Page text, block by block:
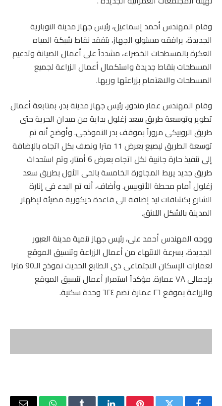
وقام المهندس أحمد إسماعيل، رئيس جهاز مدينة النوبارية
الجديدة، يرافقه مسئولو الجهاز، بتفقد نقاط شبكة المياه
العكرة بالمسطحات الخصراء، مشدداً على أعمال الصيانة وتدعيم
المسطحات بنقاط جديدة واستكمال أعمال الزراعة لجميع
المسطحات والاهتمام بزراعتها وريها.
وقام المهندس عمار مندور، رئيس جهاز مدينة بدر، بمتابعة أعمال
تطوير وتوسعة طريق سعد زغلول بداية من ميدان الحرية حتى
طريق الروبيكى مروراً بموقف بدر النموذجى. وأوضح أنه تم
توسعة الطريق ليصبع بعرض 11 مترا ونصف بكل اتجاه بالإضافة
إلى تنفيذ حارة جانبية لكل اتجاه بعرض 6 أمتار، وتم استحداث
طريق جديد يربط المجاورة الخامسة بالحى الأول بطريق سعد
زغلول أمام محطة الأتوبيس. وأضاف، أنه تم البدء فى إنارة
الشارع بكشافات ليد إضافة الى قاعدة ديكورية مضيئة لإظهار
المدينة بالشكل اللائق.
ووجه المهندس أحمد على، رئيس جهاز تنمية مدينة العبور
الجديدة، بسرعة الانتهاء من أعمال الزراعة وتنسيق الموقع
لعمارات الإسكان الاجتماعى ذى الطابع الحديث نموذج الـ90 مترا
بإجمالى ٧٨ عمارة. مؤكداً استمرار أعمال تنسيق الموقع
والزراعة بموقع ٢٦ عمارة تضم ٦٢٤ وحدة سكنية.